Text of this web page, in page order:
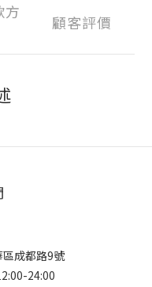
方
顧客評價
成都路9號
24:00